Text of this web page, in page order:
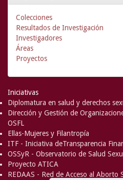
Colecciones
Resultados de Investigación
Investigadores
Áreas
Proyectos
Iniciativas
Diplomatura en salud y derechos
Dirección y Gestión de
OSFL
Ellas-Mujeres y Filantropía
ITF - Iniciativa deTransparencia
OSSyR - Observatorio de Salud
Proyecto ATICA
REDAAS - Red de Acceso al Aborto